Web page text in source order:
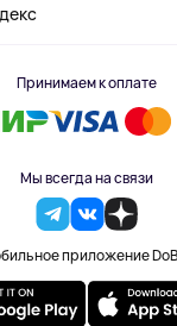
Принимаем к оплате
Мы всегда на связи
приложение